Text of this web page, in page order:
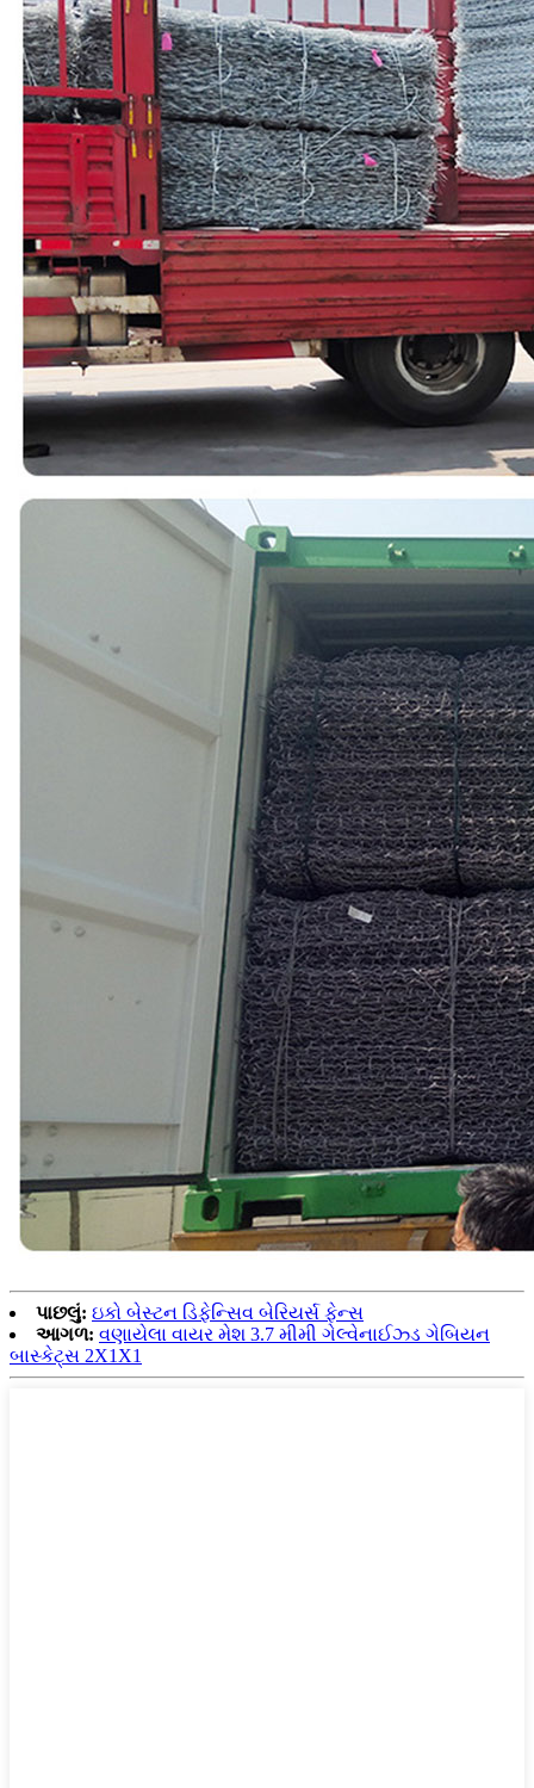
પાછલું: ઇકો બેસ્ટન ડિફેન્સિવ બેરિયર્સ ફેન્સ
આગળ: વણાયેલા વાયર મેશ 3.7 મીમી ગેલ્વેનાઈઝ્ડ ગેબિયન
બાસ્કેટ્સ 2X1X1